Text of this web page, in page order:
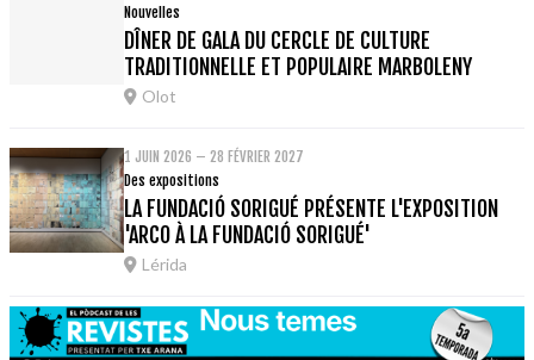
Nouvelles
DÎNER DE GALA DU CERCLE DE CULTURE
TRADITIONNELLE ET POPULAIRE MARBOLENY
Olot
1 JUIN 2026 – 28 FÉVRIER 2027
Des expositions
LA FUNDACIÓ SORIGUÉ PRÉSENTE L'EXPOSITION
'ARCO À LA FUNDACIÓ SORIGUÉ'
Lérida